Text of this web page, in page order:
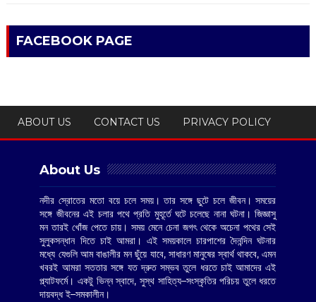
FACEBOOK PAGE
ABOUT US CONTACT US PRIVACY POLICY
About Us
নদীর স্রোতের মতো বয়ে চলে সময়। তার সঙ্গে ছুটে চলে জীবন। সময়ের
সঙ্গে জীবনের এই চলার পথে প্রতি মুহূর্তে ঘটে চলেছে নানা ঘটনা। জিজ্ঞাসু
মন তারই খোঁজ পেতে চায়। সময় মেনে চেনা জগৎ থেকে অচেনা পথের সেই
সুলুকসন্ধান দিতে চাই আমরা। এই সময়কালে চারপাশের দৈনন্দিন ঘটনার
মধ্যে যেগুলি আম বাঙালীর মন ছুঁয়ে যাবে, সাধারণ মানুষের স্বার্থ থাকবে, এমন
খবরই আমরা সততার সঙ্গে যত দ্রুত সম্ভব তুলে ধরতে চাই আমাদের এই
প্ল্যাটফর্মে। একটু ভিন্ন স্বাদে, সুস্থ সাহিত্য–সংস্কৃতির পরিচয় তুলে ধরতে
দায়বদ্ধ ই–সমকালীন।